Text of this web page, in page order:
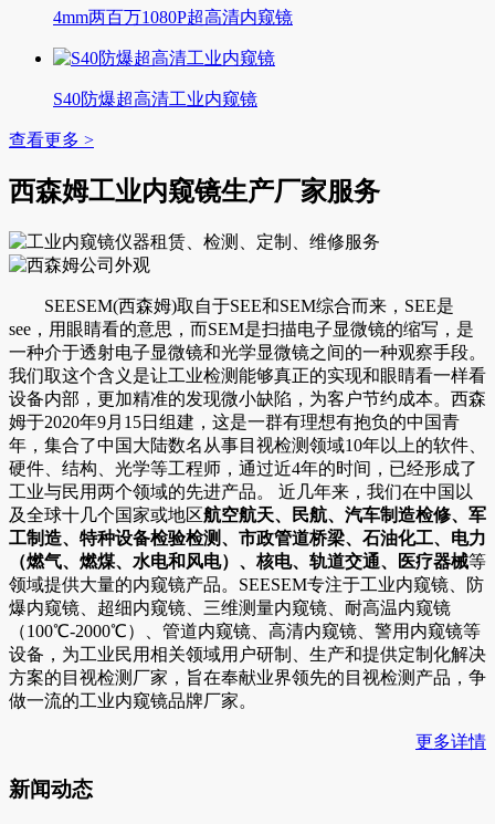
4mm两百万1080P超高清内窥镜
S40防爆超高清工业内窥镜
查看更多 >
西森姆工业内窥镜生产厂家服务
SEESEM(西森姆)取自于SEE和SEM综合而来，SEE是
see，用眼睛看的意思，而SEM是扫描电子显微镜的缩写，是
一种介于透射电子显微镜和光学显微镜之间的一种观察手段。
我们取这个含义是让工业检测能够真正的实现和眼睛看一样看
设备内部，更加精准的发现微小缺陷，为客户节约成本。西森
姆于2020年9月15日组建，这是一群有理想有抱负的中国青
年，集合了中国大陆数名从事目视检测领域10年以上的软件、
硬件、结构、光学等工程师，通过近4年的时间，已经形成了
工业与民用两个领域的先进产品。 近几年来，我们在中国以
及全球十几个国家或地区航空航天、民航、汽车制造检修、军
工制造、特种设备检验检测、市政管道桥梁、石油化工、电力
（燃气、燃煤、水电和风电）、核电、轨道交通、医疗器械等
领域提供大量的内窥镜产品。SEESEM专注于工业内窥镜、防
爆内窥镜、超细内窥镜、三维测量内窥镜、耐高温内窥镜
（100℃-2000℃）、管道内窥镜、高清内窥镜、警用内窥镜等
设备，为工业民用相关领域用户研制、生产和提供定制化解决
方案的目视检测厂家，旨在奉献业界领先的目视检测产品，争
做一流的工业内窥镜品牌厂家。
更多详情
新闻动态